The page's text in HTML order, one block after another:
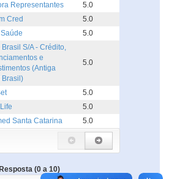
Representantes
5.0
Cred
5.0
5.0
Brasil S/A - Crédito,
e
(Antiga
Brasil)
5.0
5.0
5.0
Santa Catarina 5.0
(0 a 10)